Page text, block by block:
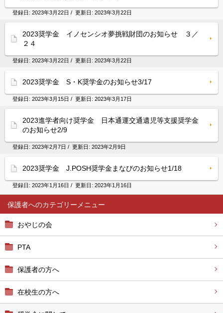
保護者へ
おやじの会
PTA
保護者の方へ
在校生の方へ
登録日: 2023年3月22日 / 更新日: 2023年3月22日
2023奨学金 イノセンシオ夢挑戦財団のお知らせ ３／
２４
登録日: 2023年3月22日 / 更新日: 2023年3月22日
2023奨学金 S・K奨学金のお知らせ3/17
登録日: 2023年3月15日 / 更新日: 2023年3月17日
2023進学者向け奨学金 日本通運交通遺児等支援奨学金
のお知らせ2/9
登録日: 2023年2月7日 / 更新日: 2023年2月9日
2023奨学金 J.POSH奨学金まなびのお知らせ1/18
登録日: 2023年1月16日 / 更新日: 2023年1月16日